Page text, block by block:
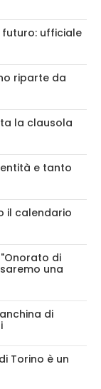
ufficiale
riparte da
la clausola
e tanto
il calendario
di
una
di
Torino è un